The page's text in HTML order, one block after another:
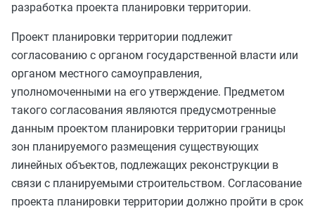
разработка проекта планировки территории.
Проект планировки территории подлежит
согласованию с органом государственной власти или
органом местного самоуправления,
уполномоченными на его утверждение. Предметом
такого согласования являются предусмотренные
данным проектом планировки территории границы
зон планируемого размещения существующих
линейных объектов, подлежащих реконструкции в
связи с планируемыми строительством. Согласование
проекта планировки территории должно пройти в срок